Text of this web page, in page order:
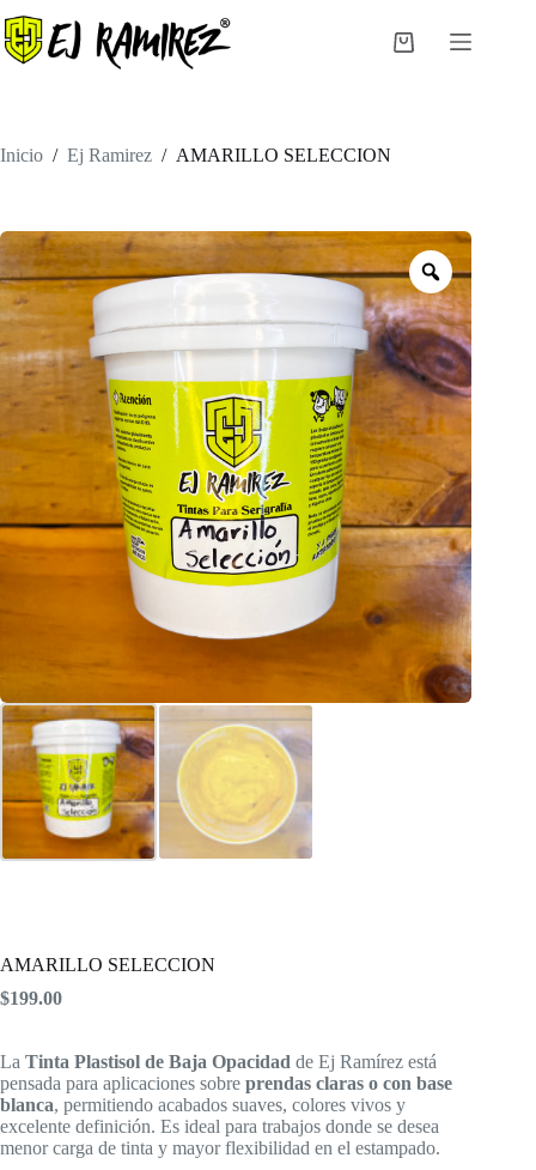
al
contenido
Carro
Inicio / Ej Ramirez / AMARILLO SELECCION
Zoom
AMARILLO SELECCION
$199.00
La Tinta Plastisol de Baja Opacidad de Ej Ramírez está
pensada para aplicaciones sobre prendas claras o con base
blanca, permitiendo acabados suaves, colores vivos y
excelente definición. Es ideal para trabajos donde se desea
menor carga de tinta y mayor flexibilidad en el estampado.